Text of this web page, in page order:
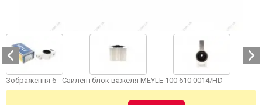
Зображення 6 - Сайлентблок важеля MEYLE 100 610 0014/HD